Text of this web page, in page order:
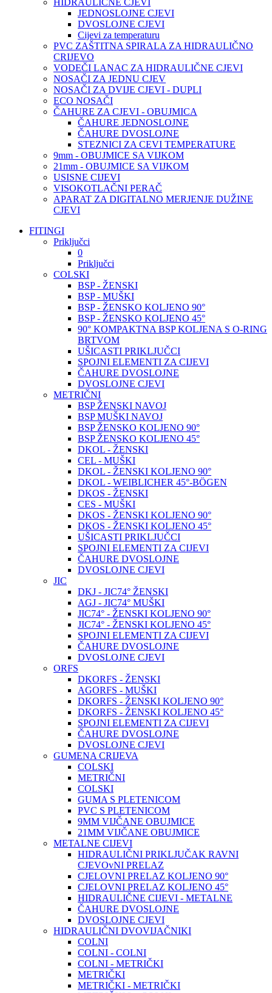
HIDRAULIČNE CJEVI
JEDNOSLOJNE CJEVI
DVOSLOJNE CJEVI
Cijevi za temperaturu
PVC ZAŠTITNA SPIRALA ZA HIDRAULIČNO
CRIJEVO
VODEČI LANAC ZA HIDRAULIČNE CJEVI
NOSAČI ZA JEDNU CJEV
NOSAČI ZA DVIJE CJEVI - DUPLI
ECO NOSAČI
ČAHURE ZA CJEVI - OBUJMICA
ČAHURE JEDNOSLOJNE
ČAHURE DVOSLOJNE
STEZNICI ZA CEVI TEMPERATURE
9mm - OBUJMICE SA VIJKOM
21mm - OBUJMICE SA VIJKOM
USISNE CIJEVI
VISOKOTLAČNI PERAČ
APARAT ZA DIGITALNO MERJENJE DUŽINE
CJEVI
FITINGI
Priključci
0
Priključci
COLSKI
BSP - ŽENSKI
BSP - MUŠKI
BSP - ŽENSKO KOLJENO 90°
BSP - ŽENSKO KOLJENO 45°
90° KOMPAKTNA BSP KOLJENA S O-RING
BRTVOM
UŠICASTI PRIKLJUČCI
SPOJNI ELEMENTI ZA CIJEVI
ČAHURE DVOSLOJNE
DVOSLOJNE CJEVI
METRIČNI
BSP ŽENSKI NAVOJ
BSP MUŠKI NAVOJ
BSP ŽENSKO KOLJENO 90°
BSP ŽENSKO KOLJENO 45°
DKOL - ŽENSKI
CEL - MUŠKI
DKOL - ŽENSKI KOLJENO 90°
DKOL - WEIBLICHER 45°-BÖGEN
DKOS - ŽENSKI
CES - MUŠKI
DKOS - ŽENSKI KOLJENO 90°
DKOS - ŽENSKI KOLJENO 45°
UŠICASTI PRIKLJUČCI
SPOJNI ELEMENTI ZA CIJEVI
ČAHURE DVOSLOJNE
DVOSLOJNE CJEVI
JIC
DKJ - JIC74° ŽENSKI
AGJ - JIC74° MUŠKI
JIC74° - ŽENSKI KOLJENO 90°
JIC74° - ŽENSKI KOLJENO 45°
SPOJNI ELEMENTI ZA CIJEVI
ČAHURE DVOSLOJNE
DVOSLOJNE CJEVI
ORFS
DKORFS - ŽENSKI
AGORFS - MUŠKI
DKORFS - ŽENSKI KOLJENO 90°
DKORFS - ŽENSKI KOLJENO 45°
SPOJNI ELEMENTI ZA CIJEVI
ČAHURE DVOSLOJNE
DVOSLOJNE CJEVI
GUMENA CRIJEVA
COLSKI
METRIČNI
COLSKI
GUMA S PLETENICOM
PVC S PLETENICOM
9MM VIJČANE OBUJMICE
21MM VIJČANE OBUJMICE
METALNE CIJEVI
HIDRAULIČNI PRIKLJUČAK RAVNI
CJEVOvNI PRELAZ
CJELOVNI PRELAZ KOLJENO 90°
CJELOVNI PRELAZ KOLJENO 45°
HIDRAULIČNE CIJEVI - METALNE
ČAHURE DVOSLOJNE
DVOSLOJNE CJEVI
HIDRAULIČNI DVOVIJAČNIKI
COLNI
COLNI - COLNI
COLNI - METRIČKI
METRIČKI
METRIČKI - METRIČKI